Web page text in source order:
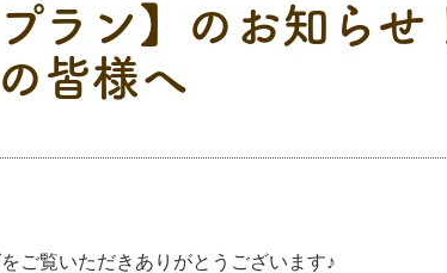
ラン】のお知らせ
の皆様へ
ご覧いただきありがとうございます♪